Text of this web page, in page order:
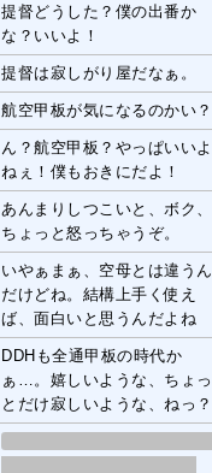
提督どうした？僕の出番か
な？いいよ！
提督は寂しがり屋だなぁ。
航空甲板が気になるのかい？
ん？航空甲板？やっぱいいよ
ねぇ！僕もおきにだよ！
あんまりしつこいと、ボク、
ちょっと怒っちゃうぞ。
いやぁまぁ、空母とは違うん
だけどね。結構上手く使え
ば、面白いと思うんだよね
DDHも全通甲板の時代か
ぁ…。嬉しいような、ちょっ
とだけ寂しいような、ねっ？